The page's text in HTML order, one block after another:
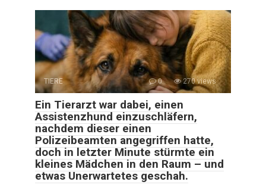
TIERE 0 270 views
Ein Tierarzt war dabei, einen
Assistenzhund einzuschläfern,
nachdem dieser einen
Polizeibeamten angegriffen hatte,
doch in letzter Minute stürmte ein
kleines Mädchen in den Raum – und
etwas Unerwartetes geschah.